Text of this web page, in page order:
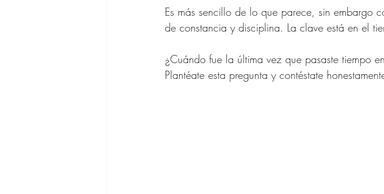
Es más sencillo de lo que parece, sin embargo
de constancia y disciplina. La clave está en el
¿Cuándo fue la última vez que pasaste tiempo
Plantéate esta pregunta y contéstate